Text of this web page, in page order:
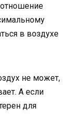
отношение
в воздухе
не может,
А если
для